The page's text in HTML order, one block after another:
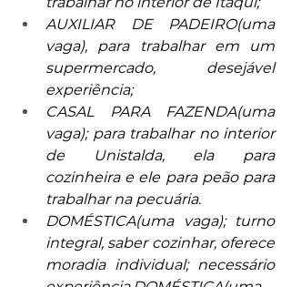
AUXILIAR DE PADEIRO(uma
vaga), para trabalhar em um
supermercado, desejável
experiência;
CASAL PARA FAZENDA(uma
vaga); para trabalhar no interior
de Unistalda, ela para
cozinheira e ele para peão para
trabalhar na pecuária.
DOMÉSTICA(uma vaga); turno
integral, saber cozinhar, oferece
moradia individual; necessário